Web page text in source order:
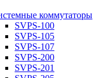
коммутаторы
SVPS-100
SVPS-105
SVPS-107
SVPS-200
SVPS-201